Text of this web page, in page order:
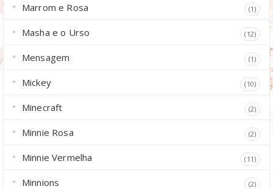
Marrom e Rosa (1)
Masha e o Urso (12)
Mensagem (1)
Mickey (10)
Minecraft (2)
Minnie Rosa (2)
Minnie Vermelha (11)
Minnions (2)